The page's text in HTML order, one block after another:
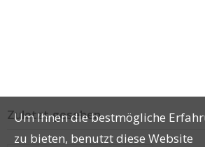
Zuletzt gesehen
Um Ihnen die bestmögliche
zu bieten, benutzt diese Website